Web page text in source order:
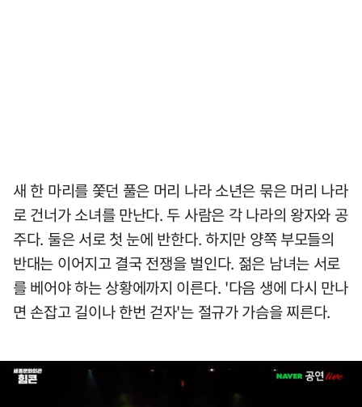
새 한 마리를 쫓던 풀은 머리 나라 소년은 묶은 머리 나라
로 건너가 소녀를 만난다. 두 사람은 각 나라의 왕자와 공
주다. 둘은 서로 첫 눈에 반한다. 하지만 양쪽 부모들의
반대는 이어지고 결국 전쟁을 벌인다. 젊은 남녀는 서로
를 베어야 하는 상황에까지 이른다. '다음 생에 다시 만나
면 손잡고 길이나 한번 걷자'는 절규가 가슴을 찌른다.